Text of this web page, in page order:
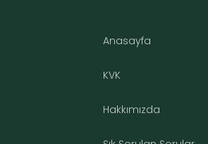
Anasayfa
KVK
Hakkımızda